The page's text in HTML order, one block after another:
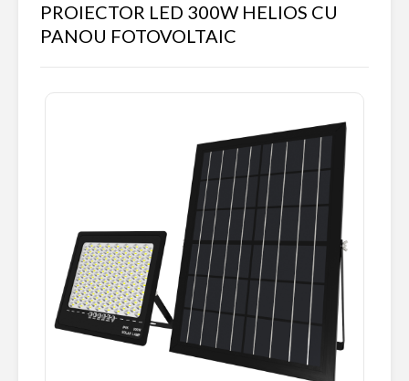
PROIECTOR LED 300W HELIOS CU
PANOU FOTOVOLTAIC